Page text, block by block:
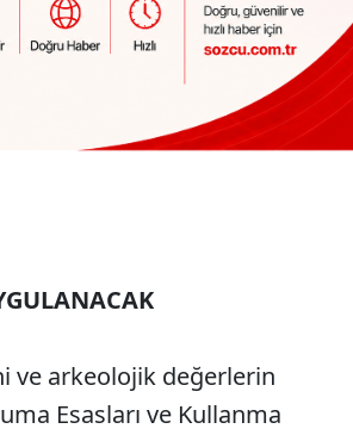
ve arkeolojik değerlerin
Esasları ve Kullanma